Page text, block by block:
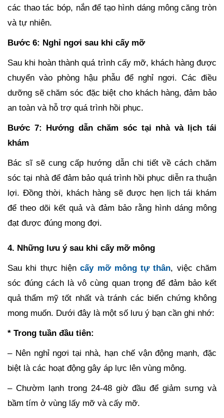
các thao tác bóp, nắn để tạo hình dáng mông căng tròn
và tự nhiên.
Bước 6: Nghỉ ngơi sau khi cấy mỡ
Sau khi hoàn thành quá trình cấy mỡ, khách hàng được
chuyển vào phòng hậu phẫu để nghỉ ngơi. Các điều
dưỡng sẽ chăm sóc đặc biệt cho khách hàng, đảm bảo
an toàn và hỗ trợ quá trình hồi phục.
Bước 7: Hướng dẫn chăm sóc tại nhà và lịch tái
khám
Bác sĩ sẽ cung cấp hướng dẫn chi tiết về cách chăm
sóc tại nhà để đảm bảo quá trình hồi phục diễn ra thuận
lợi. Đồng thời, khách hàng sẽ được hẹn lịch tái khám
để theo dõi kết quả và đảm bảo rằng hình dáng mông
đạt được đúng mong đợi.
4. Những lưu ý sau khi cấy mỡ mông
Sau khi thực hiệncấy mỡ mông tự thân, việc chăm
sóc đúng cách là vô cùng quan trọng để đảm bảo kết
quả thẩm mỹ tốt nhất và tránh các biến chứng không
mong muốn. Dưới đây là một số lưu ý bạn cần ghi nhớ:
* Trong tuần đầu tiên:
– Nên nghỉ ngơi tại nhà, hạn chế vận động mạnh, đặc
biệt là các hoạt động gây áp lực lên vùng mông.
– Chườm lạnh trong 24-48 giờ đầu để giảm sưng và
bầm tím ở vùng lấy mỡ và cấy mỡ.